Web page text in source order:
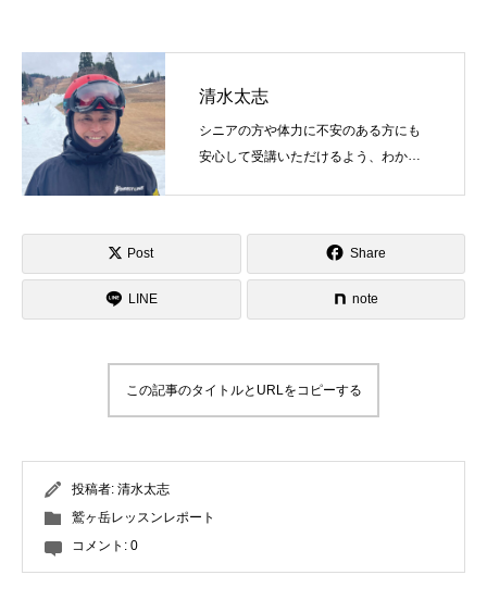
清水太志
シニアの方や体力に不安のある方にも
安心して受講いただけるよう、わかり
ます！
Post
Share
LINE note
この記事のタイトルとURLをコピーする
投稿者: 清水太志
鷲ヶ岳レッスンレポート
コメント: 0